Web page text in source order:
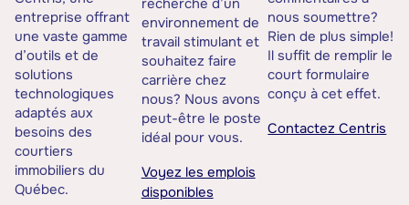
entreprise offrant
une vaste gamme
d’outils et de
solutions
technologiques
adaptés aux
besoins des
courtiers
immobiliers du
Québec.
recherche d’un
environnement de
travail stimulant et
souhaitez faire
carrière chez
nous? Nous avons
peut-être le poste
idéal pour vous.
Voyez les emplois
disponibles
nous soumettre?
Rien de plus simple!
Il suffit de remplir le
court formulaire
conçu à cet effet.
Contactez Centris